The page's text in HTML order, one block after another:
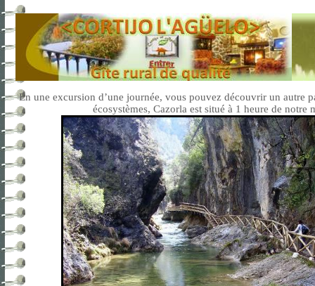
En une excursion d’une journée, vous pouvez découvrir un autre
écosystèmes, Cazorla est situé à 1 heure de notre